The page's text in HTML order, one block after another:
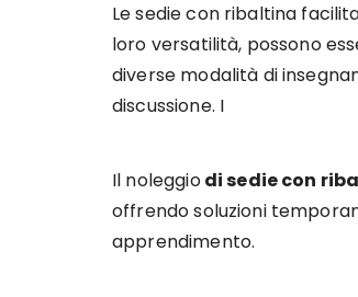
Le sedie con ribaltina
loro versatilità, possono
diverse modalità di
discussione. I
Il noleggiodi sedie con
offrendo soluzioni
apprendimento.